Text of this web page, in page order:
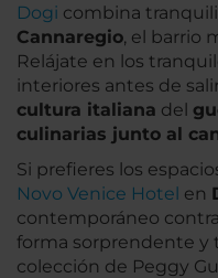
Dogi combina
Cannaregio, el barrio
Relájate en los
interiores antes de
cultura italiana del
culinarias junto al
Si prefieres los
Novo Venice Hotel en
contemporáneo
forma sorprendente y
colección de Peggy